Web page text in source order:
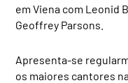
em Viena com Leonid
Geoffrey Parsons.
Apresenta-se
os maiores cantores